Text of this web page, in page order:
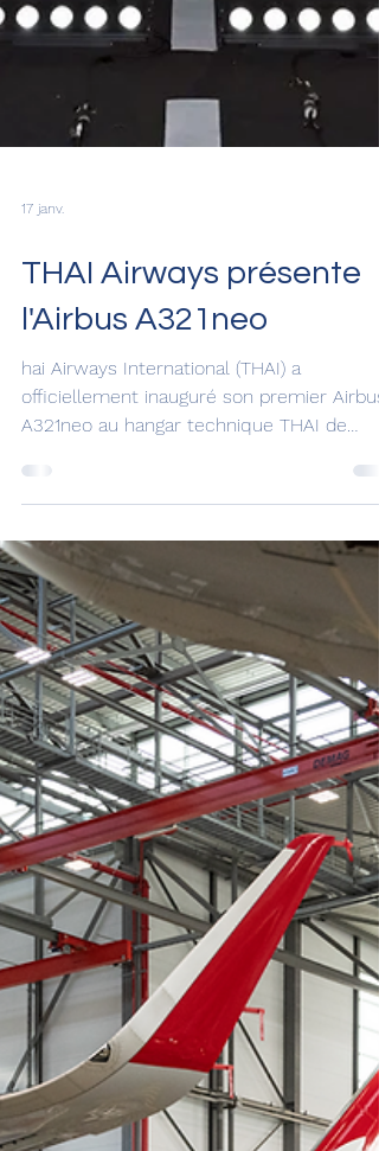
17 janv.
l'Airbus A321neo
officiellement inauguré son premier Airbus
A321neo au hangar technique THAI de
représente une nouvelle génération de
cabines conçues pour améliorer le confort
des passagers tout en favorisant
et la durabilité de la flotte à long terme.